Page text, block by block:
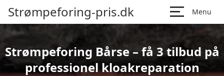
Strømpeforing-pris.dk Menu
Strømpeforing Bårse – få 3 tilbud på
professionel kloakreparation